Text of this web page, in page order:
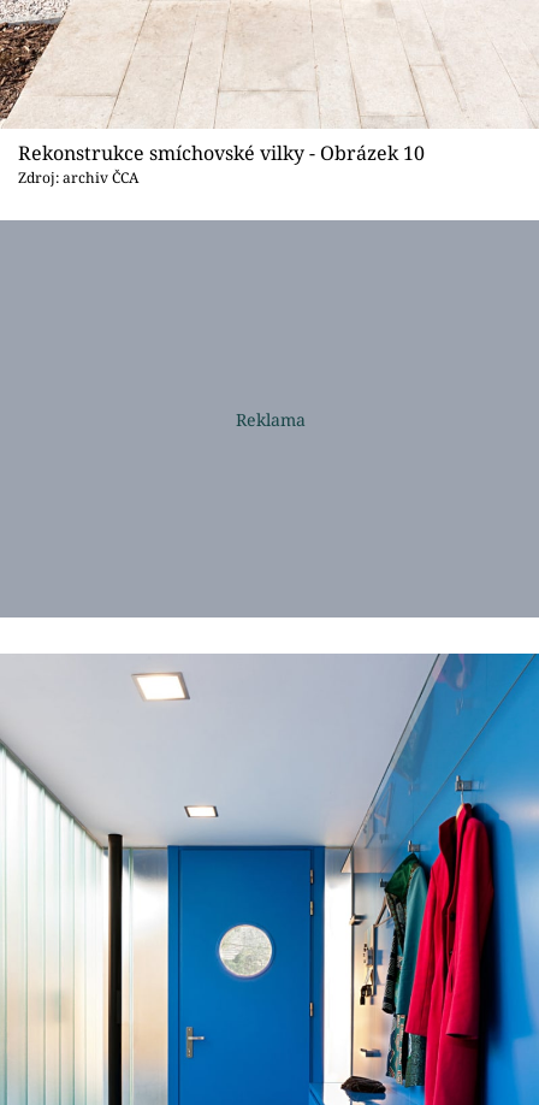
Rekonstrukce smíchovské vilky - Obrázek 10
Zdroj: archiv ČCA